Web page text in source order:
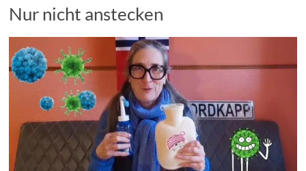
Nur nicht anstecken